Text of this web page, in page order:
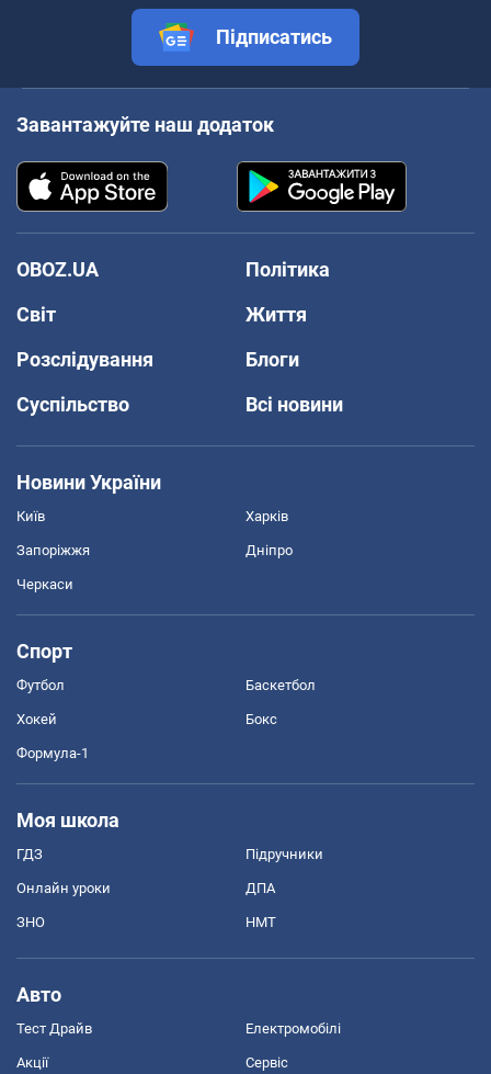
Підписатись
Завантажуйте наш додаток
OBOZ.UA
Політика
Світ
Життя
Розслідування
Блоги
Суспільство
Всі новини
Новини України
Київ Харків
Запоріжжя Дніпро
Черкаси
Спорт
Футбол Баскетбол
Хокей Бокс
Формула-1
Моя школа
ГДЗ Підручники
Онлайн уроки ДПА
ЗНО НМТ
Авто
Тест Драйв Електромобілі
Акції Сервіс